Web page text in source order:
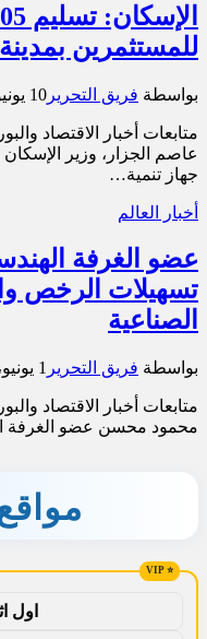
للمستثمرين
بواسطة فريق التحرير 10 يونيو، 2023
متابعات أخبار الاقتصاد
عاصم الجزار، وزير الإسكان
جهاز تنمية…
أخبار العالم
عضو الغرفة
تسهيلات الرخص
الصناعية
بواسطة فريق التحرير 1 يونيو، 2023
متابعات أخبار الاقتصاد
محمود محسن عضو الغرفة
اول